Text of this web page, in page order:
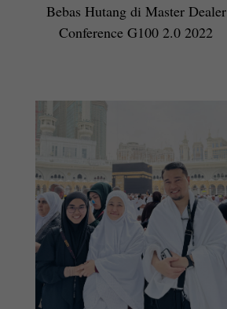
Bebas Hutang di Master Dealer
Conference G100 2.0 2022